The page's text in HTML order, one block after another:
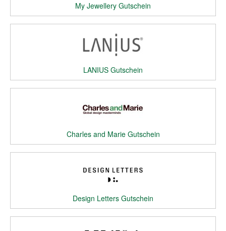
My Jewellery Gutschein
LANIUS Gutschein
Charles and Marie Gutschein
Design Letters Gutschein